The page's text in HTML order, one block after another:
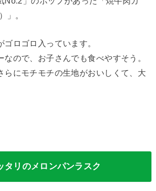
」。
ロゴロ入っています。
なので、お子さんでも食べやすそう。
らにモチモチの生地がおいしくて、大
タリのメロンパンラスク